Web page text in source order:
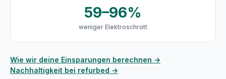
59–96%
weniger Elektroschrott
Wie wir deine Einsparungen berechnen →
Nachhaltigkeit bei refurbed →